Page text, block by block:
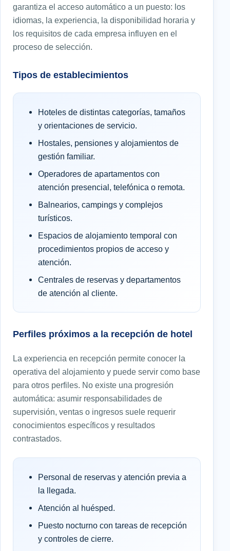
garantiza el acceso automático a un puesto: los
idiomas, la experiencia, la disponibilidad horaria y
los requisitos de cada empresa influyen en el
proceso de selección.
Tipos de establecimientos
Hoteles de distintas categorías, tamaños
y orientaciones de servicio.
Hostales, pensiones y alojamientos de
gestión familiar.
Operadores de apartamentos con
atención presencial, telefónica o remota.
Balnearios, campings y complejos
turísticos.
Espacios de alojamiento temporal con
procedimientos propios de acceso y
atención.
Centrales de reservas y departamentos
de atención al cliente.
Perfiles próximos a la recepción de hotel
La experiencia en recepción permite conocer la
operativa del alojamiento y puede servir como base
para otros perfiles. No existe una progresión
automática: asumir responsabilidades de
supervisión, ventas o ingresos suele requerir
conocimientos específicos y resultados
contrastados.
Personal de reservas y atención previa a
la llegada.
Atención al huésped.
Puesto nocturno con tareas de recepción
y controles de cierre.